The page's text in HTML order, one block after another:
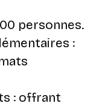
personnes.​
:
: offrant